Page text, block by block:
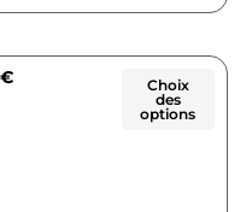
€
Choix
des
options